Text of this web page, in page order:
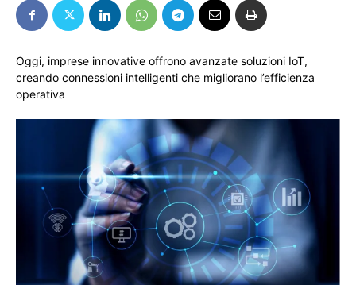
Oggi, imprese innovative offrono avanzate soluzioni IoT,
creando connessioni intelligenti che migliorano l’efficienza
operativa